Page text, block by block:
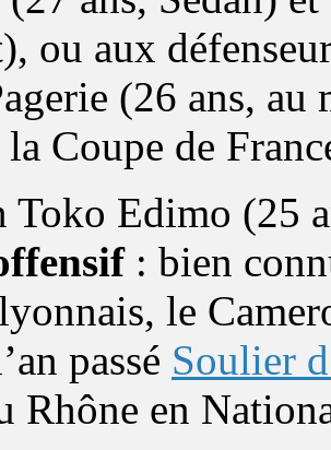
ou aux
(26 ans, au
Coupe de
Toko Edimo (25
: bien
le
passé Soulier
Rhône en